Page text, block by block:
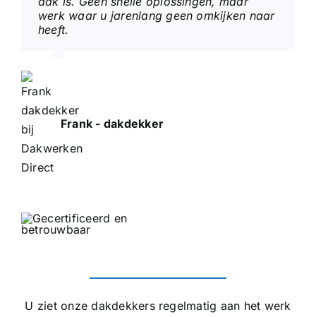
werk waar u jarenlang geen omkijken naar
heeft.
Frank - dakdekker
U ziet onze dakdekkers regelmatig aan het werk